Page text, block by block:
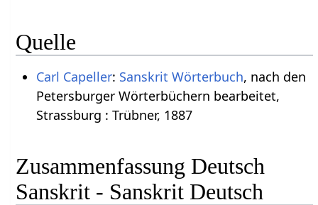
Quelle
Carl Capeller: Sanskrit Wörterbuch, nach den
Petersburger Wörterbüchern bearbeitet,
Strassburg : Trübner, 1887
Zusammenfassung Deutsch
Sanskrit - Sanskrit Deutsch